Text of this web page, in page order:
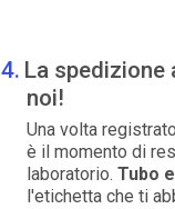
La spedizione
noi!
Una volta
è il momento di
laboratorio. Tubo
l'etichetta che ti